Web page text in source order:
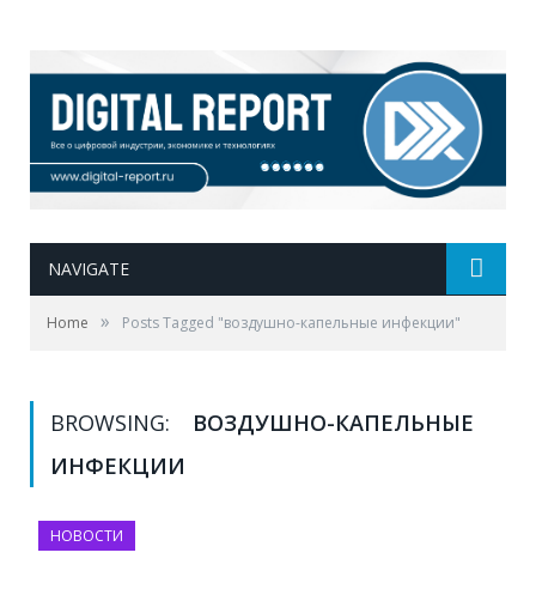
NAVIGATE
Home » Posts Tagged "воздушно-капельные инфекции"
BROWSING:
ВОЗДУШНО-КАПЕЛЬНЫЕ
ИНФЕКЦИИ
НОВОСТИ